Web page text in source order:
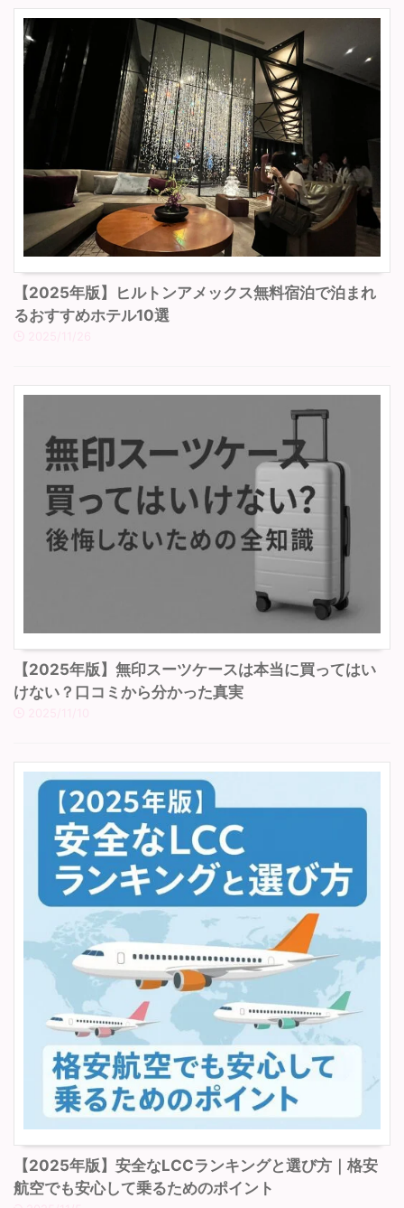
【2025年版】ヒルトンアメックス無料宿泊で泊まれ
るおすすめホテル10選
【2025年版】無印スーツケースは本当に買ってはい
けない？口コミから分かった真実
【2025年版】安全なLCCランキングと選び方｜格安
航空でも安心して乗るためのポイント